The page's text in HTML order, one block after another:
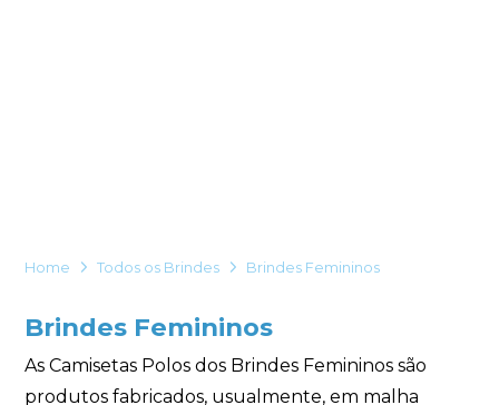
Home Todos os Brindes Brindes Femininos
Brindes Femininos
As Camisetas Polos dos Brindes Femininos são
produtos fabricados, usualmente, em malha
de marketing. Você pode alterar suas preferências a
Iniciar conversa